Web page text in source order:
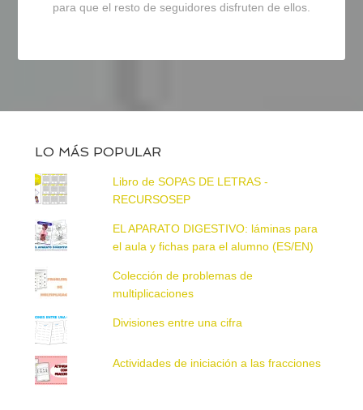
para que el resto de seguidores disfruten de ellos.
LO MÁS POPULAR
Libro de SOPAS DE LETRAS -
RECURSOSEP
EL APARATO DIGESTIVO: láminas para
el aula y fichas para el alumno (ES/EN)
Colección de problemas de
multiplicaciones
Divisiones entre una cifra
Actividades de iniciación a las fracciones